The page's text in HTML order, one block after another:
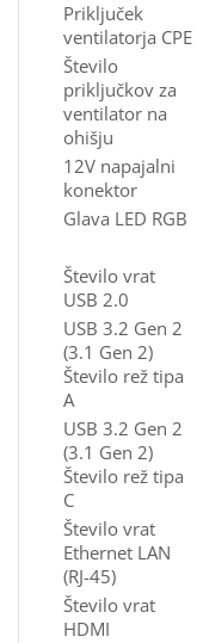
Priključek
ventilatorja CPE
Število
priključkov za
ventilator na
ohišju
12V napajalni
konektor
Glava LED RGB
Število vrat
USB 2.0
USB 3.2 Gen 2
(3.1 Gen 2)
Število rež tipa
A
USB 3.2 Gen 2
(3.1 Gen 2)
Število rež tipa
C
Število vrat
Ethernet LAN
(RJ-45)
Število vrat
HDMI